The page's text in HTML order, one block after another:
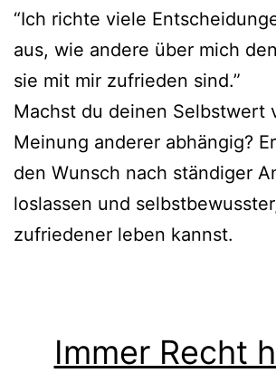
“Ich richte viele
aus, wie andere über mich
sie mit mir zufrieden sind.”
Machst du deinen Selbstwert
Meinung anderer abhängig?
den Wunsch nach ständiger
loslassen und
zufriedener leben kannst.
Immer Recht